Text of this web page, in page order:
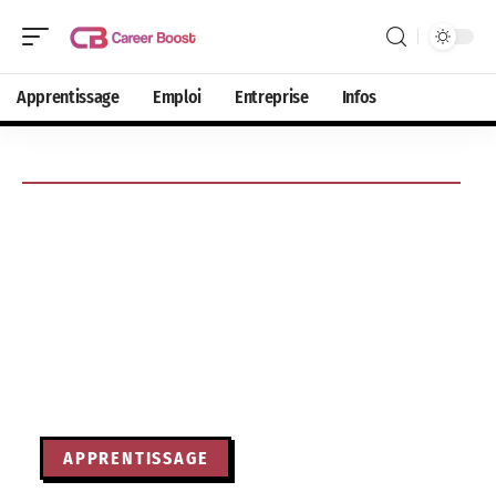
Apprentissage Emploi Entreprise Infos
APPRENTISSAGE